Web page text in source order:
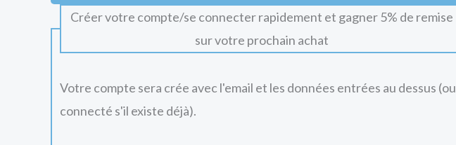
Créer votre compte/se connecter rapidement et gagner 5% de remise
sur votre prochain achat
Votre compte sera crée avec l'email et les données entrées au dessus (ou
connecté s'il existe déjà).